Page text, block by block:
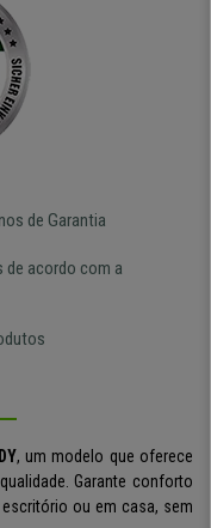
de Garantia
de acordo com a
, um modelo que oferece
Garante conforto
ou em casa, sem